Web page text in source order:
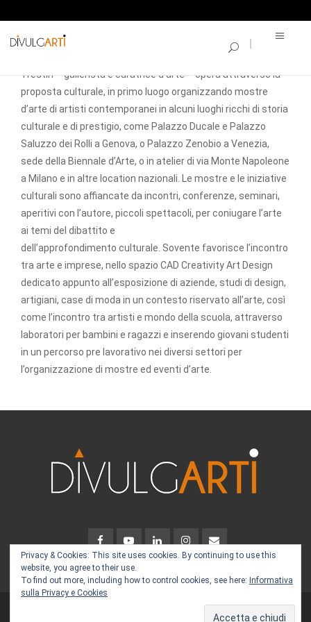
Trestin – gallerista e curatrice d’arte – opera attraverso la
proposta culturale, in primo luogo organizzando mostre
d’arte di artisti contemporanei in alcuni luoghi ricchi di storia
culturale e di prestigio, come Palazzo Ducale e Palazzo
Saluzzo dei Rolli a Genova, o Palazzo Zenobio a Venezia,
sede della Biennale d’Arte, o in atelier di via Monte Napoleone
a Milano e in altre location nazionali. Le mostre e le iniziative
culturali sono affiancate da incontri, conferenze, seminari,
aperitivi con l’autore, piccoli spettacoli, per coniugare l’arte
ai temi del dibattito e
dell’approfondimento culturale. Sovente favorisce l’incontro
tra arte e imprese, nello spazio CAD Creativity Art Design
dedicato appunto all’esposizione di aziende, studi di design,
artigiani, case di moda in un contesto riservato all’arte, così
come l’incontro tra artisti e mondo della scuola, attraverso
laboratori per bambini e ragazzi e inserendo giovani studenti
in un percorso pre lavorativo nei diversi settori per
l’organizzazione di mostre ed eventi d’arte.
P.IVA. 02373090998 - Privacy &
Privacy & Cookies: This site uses cookies. By continuing to use this
website, you agree to their use.
To find out more, including how to control cookies, see here: Informativa
sulla Privacy e Cookies